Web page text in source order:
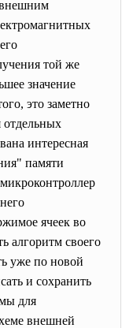
внешним
той же
значение
это заметно
отдельных
интересная
памяти
ячеек во
алгоритм своего
уже по новой
и сохранить
для
внешней